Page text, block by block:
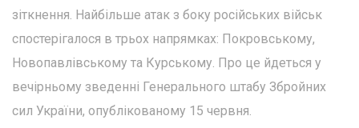
зіткнення. Найбільше атак з боку російських військ
спостерігалося в трьох напрямках: Покровському,
Новопавлівському та Курському. Про це йдеться у
вечірньому зведенні Генерального штабу Збройних
сил України, опублікованому 15 червня.